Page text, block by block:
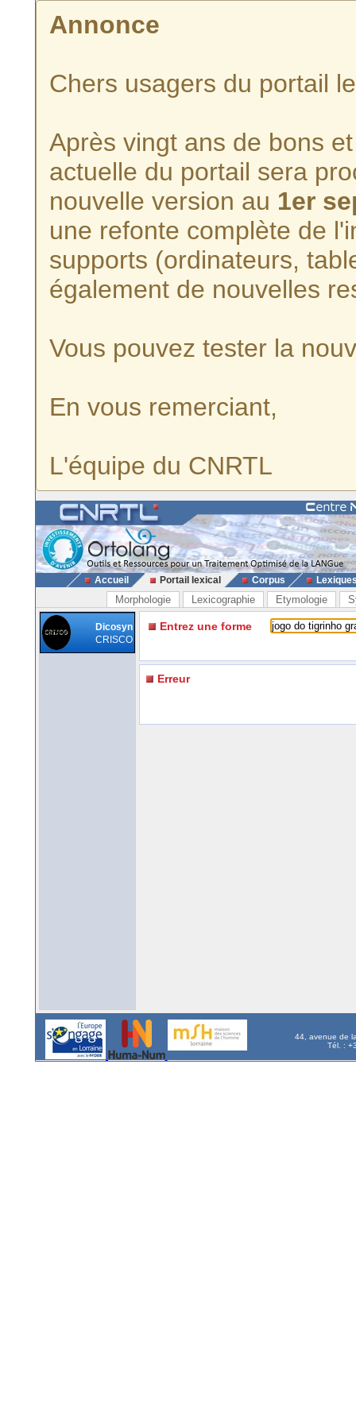
Annonce
Chers usagers du portail
Après vingt ans de bons
actuelle du portail sera
nouvelle version au 1er
une refonte complète de
supports (ordinateurs,
également de nouvelles
Vous pouvez tester la
En vous remerciant,
L'équipe du CNRTL
Accueil Portail lexical Corpus
Morphologie Lexicographie Etymologie
Dicosyn
CRISCO
Entrez une forme
Erreur
44, avenue de
Tél. :